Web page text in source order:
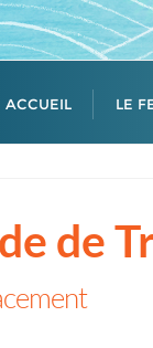
ACCUEIL LE
de